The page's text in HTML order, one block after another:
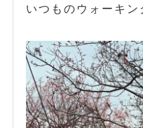
いつものウォーキ